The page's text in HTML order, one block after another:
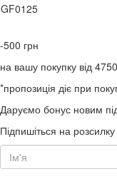
-500 грн
на вашу покупку від
*пропозиція діє при
Даруємо бонус новим
Підпишіться на розсилку